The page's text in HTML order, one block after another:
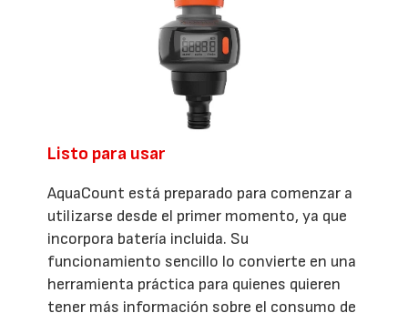
Listo para usar
AquaCount está preparado para comenzar a
utilizarse desde el primer momento, ya que
incorpora batería incluida. Su
funcionamiento sencillo lo convierte en una
herramienta práctica para quienes quieren
tener más información sobre el consumo de